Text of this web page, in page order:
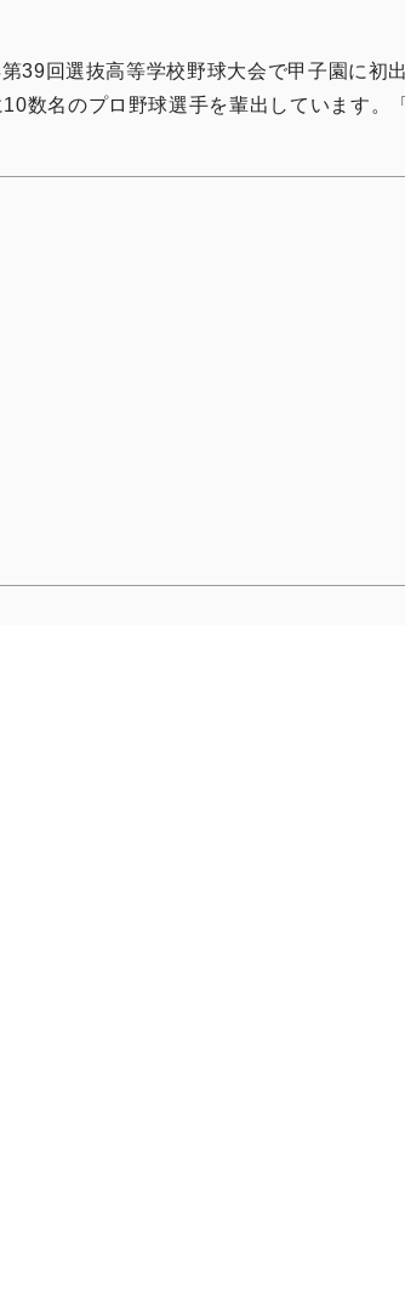
39回選抜高等学校野球大会で甲子園に初
数名のプロ野球選手を輩出しています。